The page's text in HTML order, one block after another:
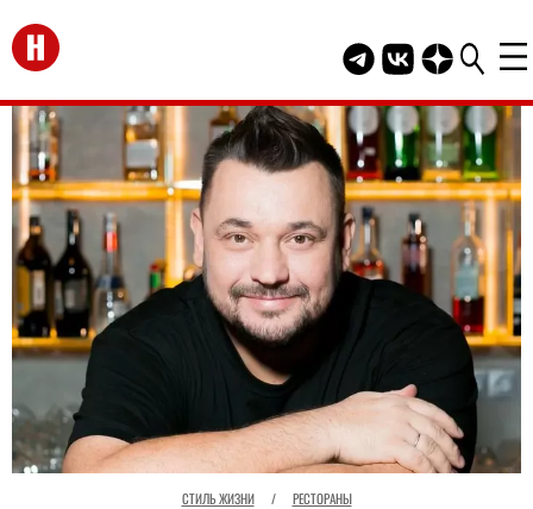
Перейти на главную
Telegram канал
Группа HELLO
Канал
СТИЛЬ ЖИЗНИ / РЕСТОРАНЫ